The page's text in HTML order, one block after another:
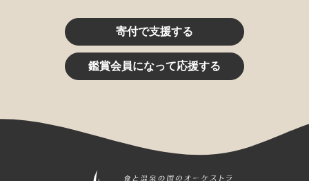
寄付で支援する
鑑賞会員になって応援する